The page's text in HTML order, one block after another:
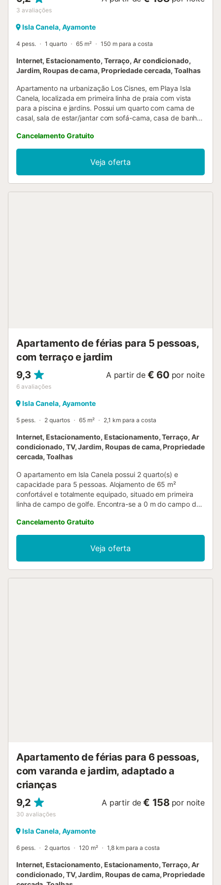
3 avaliações
Isla Canela, Ayamonte
4 pess. 1 quarto 65 m² 150 m para a costa
Internet, Estacionamento, Terraço, Ar condicionado,
Jardim, Roupas de cama, Propriedade cercada, Toalhas
Apartamento na urbanização Los Cisnes, em Playa Isla
Canela, localizada em primeira linha de praia com vista
para a piscina e jardins. Possui um quarto com cama de
casal, sala de estar/jantar com sofá-cama, casa de banho
para o mar, piscina e jardins. - Estacionamento privado. A
urbanização Los Cisnes é um residencial privado de luxo,
com duas piscinas (uma para adultos e outra infantil),
campos de padel e ténis, parque infantil. Excelente
localização, com acesso direto ao passeio marítimo e à
Cancelamento Gratuito
Veja oferta
Apartamento de férias para 5 pessoas,
com terraço e jardim
9,3
6 avaliações
A partir de € 60 por noite
Isla Canela, Ayamonte
5 pess. 2 quartos 65 m² 2,1 km para a costa
Internet, Estacionamento, Estacionamento, Terraço, Ar
condicionado, TV, Jardim, Roupas de cama, Propriedade
cercada, Toalhas
O apartamento em Isla Canela possui 2 quarto(s) e
capacidade para 5 pessoas. Alojamento de 65 m²
confortável e totalmente equipado, situado em primeira
linha de campo de golfe. Encontra-se a 0 m do campo de
a 5 km da cidade e está localizado numa zona residencial
e no complexo residencial. Dispõe de jardim, mobiliário de
jardim, terreno vedado, 15 m² de terraço, ferro de
engomar, acesso à internet (wifi), secador de cabelo,
campo de ténis, campo de padel, aquecimento de bomba
Cancelamento Gratuito
Veja oferta
Apartamento de férias para 6 pessoas,
com varanda e jardim, adaptado a
crianças
9,2
30 avaliações
A partir de € 158 por noite
Isla Canela, Ayamonte
6 pess. 2 quartos 120 m² 1,8 km para a costa
Internet, Estacionamento, Estacionamento, Terraço, Ar
condicionado, TV, Jardim, Roupas de cama, Propriedade